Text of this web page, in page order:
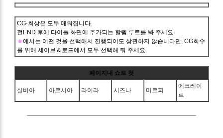
CG·회상은 모두 메워집니다.
전END 후에 타이틀 화면에 추가되는 할렘 루트를 봐 주세요.
★에서는 어떤 것을 선택해서 진행되어도 상관하지 않습니다만, CG회수
를 위해 세이브＆로드에서 모두 선택해 둬 주세요.
페이지내 쇼트 컷
실비아 아르시아 라이라 시즈나 미르피
에크레이
르